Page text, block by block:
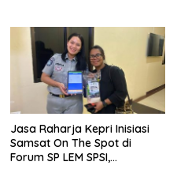
Indonesia
Jasa Raharja Kepri Inisiasi
Samsat On The Spot di
Forum SP LEM SPSI,